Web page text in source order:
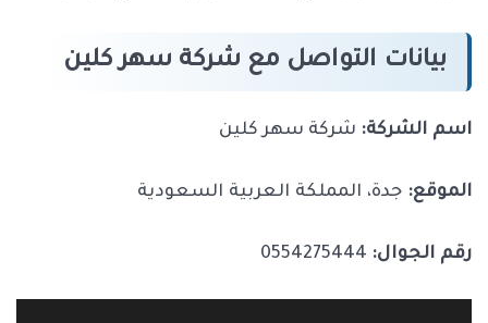
بيانات التواصل مع شركة سهر كلين
اسم الشركة: شركة سهر كلين
الموقع: جدة، المملكة العربية السعودية
رقم الجوال: